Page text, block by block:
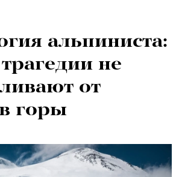
альпиниста:
не
от
горы